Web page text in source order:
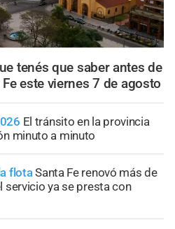
tenés que saber antes de
este viernes 7 de agosto
El tránsito en la provincia
minuto a minuto
flotaSanta Fe renovó más de
servicio ya se presta con